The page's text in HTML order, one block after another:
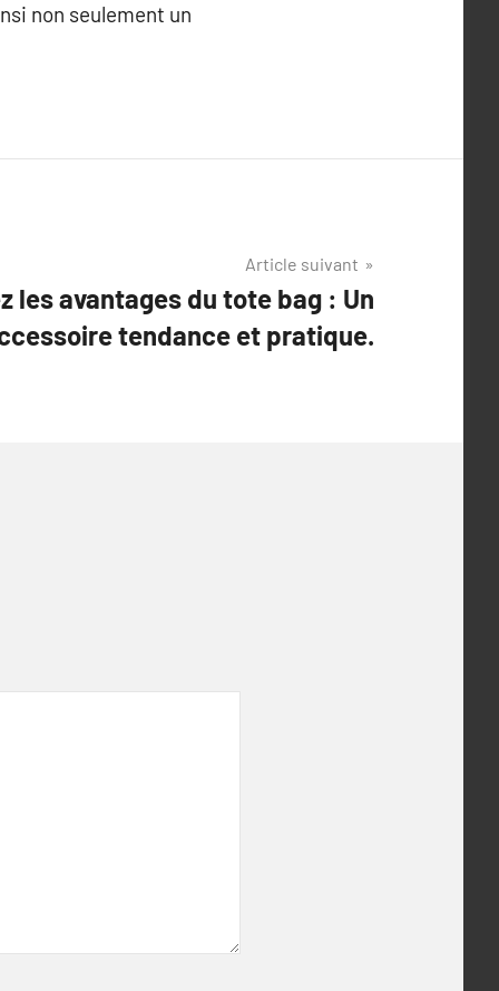
non seulement un
Article suivant
les avantages du tote bag : Un
tendance et pratique.